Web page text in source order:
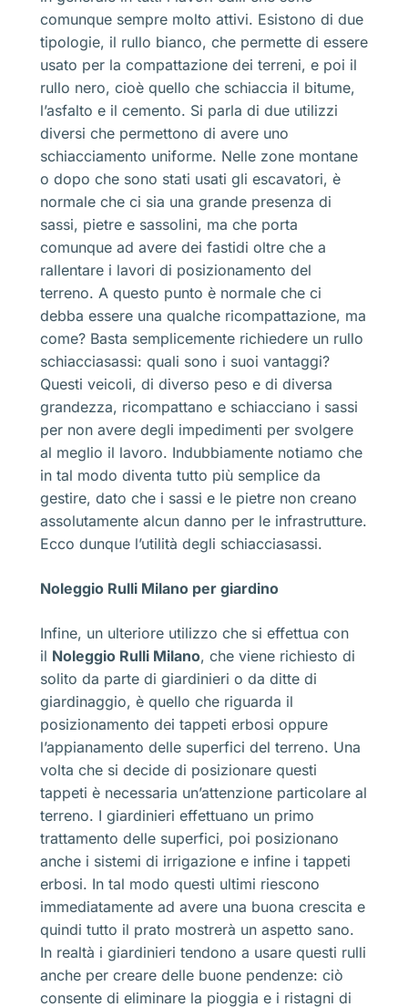
comunque sempre molto attivi. Esistono di due
tipologie, il rullo bianco, che permette di essere
usato per la compattazione dei terreni, e poi il
rullo nero, cioè quello che schiaccia il bitume,
l’asfalto e il cemento. Si parla di due utilizzi
diversi che permettono di avere uno
schiacciamento uniforme. Nelle zone montane
o dopo che sono stati usati gli escavatori, è
normale che ci sia una grande presenza di
sassi, pietre e sassolini, ma che porta
comunque ad avere dei fastidi oltre che a
rallentare i lavori di posizionamento del
terreno. A questo punto è normale che ci
debba essere una qualche ricompattazione, ma
come? Basta semplicemente richiedere un rullo
schiacciasassi: quali sono i suoi vantaggi?
Questi veicoli, di diverso peso e di diversa
grandezza, ricompattano e schiacciano i sassi
per non avere degli impedimenti per svolgere
al meglio il lavoro. Indubbiamente notiamo che
in tal modo diventa tutto più semplice da
gestire, dato che i sassi e le pietre non creano
assolutamente alcun danno per le infrastrutture.
Ecco dunque l’utilità degli schiacciasassi.
Noleggio Rulli Milano per giardino
Infine, un ulteriore utilizzo che si effettua con
il Noleggio Rulli Milano, che viene richiesto di
solito da parte di giardinieri o da ditte di
giardinaggio, è quello che riguarda il
posizionamento dei tappeti erbosi oppure
l’appianamento delle superfici del terreno. Una
volta che si decide di posizionare questi
tappeti è necessaria un’attenzione particolare al
terreno. I giardinieri effettuano un primo
trattamento delle superfici, poi posizionano
anche i sistemi di irrigazione e infine i tappeti
erbosi. In tal modo questi ultimi riescono
immediatamente ad avere una buona crescita e
quindi tutto il prato mostrerà un aspetto sano.
In realtà i giardinieri tendono a usare questi rulli
anche per creare delle buone pendenze: ciò
consente di eliminare la pioggia e i ristagni di